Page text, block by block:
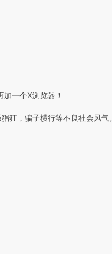
一个X浏览器！
狂，骗子横行等不良社会风